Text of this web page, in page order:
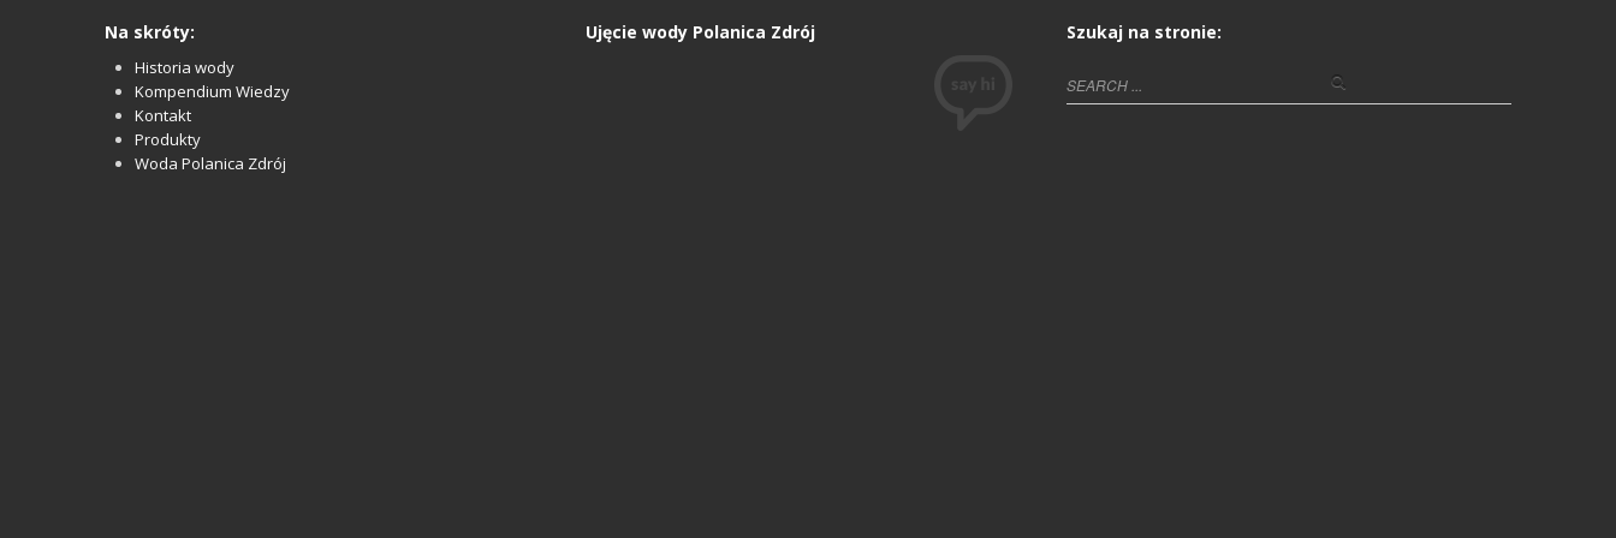
Na skróty:
Historia wody
Kompendium Wiedzy
Kontakt
Produkty
Woda Polanica Zdrój
Ujęcie wody Polanica Zdrój Szukaj na stronie: